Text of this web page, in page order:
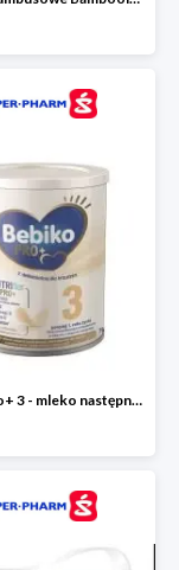
Bebiko Pro+ 3 - mleko następne dla dzieci -13%